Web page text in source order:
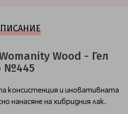
Wood - Гел
№445
консистенция и иновативната
нанасяне на хибридния лак.